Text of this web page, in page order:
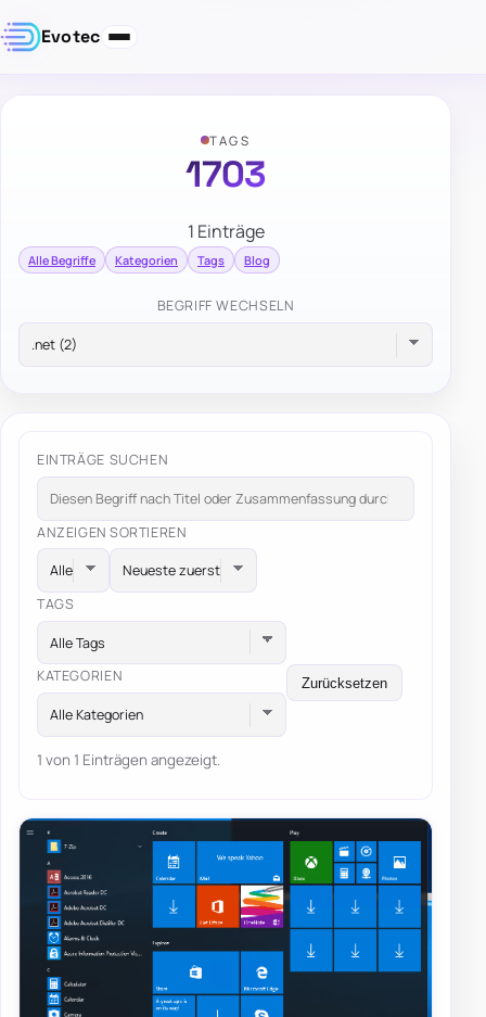
Evotec
TAGS
1703
1 Einträge
Alle Begriffe Kategorien Tags Blog
BEGRIFF WECHSELN
EINTRÄGE SUCHEN
ANZEIGEN SORTIEREN
TAGS
Alle Tags
KATEGORIEN
Alle Kategorien
Zurücksetzen
1 von 1 Einträgen angezeigt.